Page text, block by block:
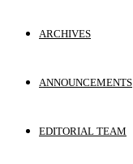
ARCHIVES
ANNOUNCEMENTS
EDITORIAL TEAM